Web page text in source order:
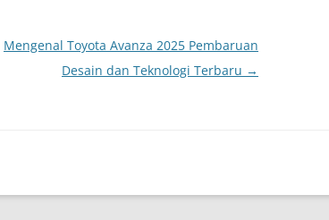
Mengenal Toyota Avanza 2025 Pembaruan
Desain dan Teknologi Terbaru →